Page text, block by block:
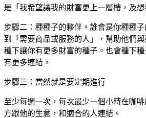
是「我希望讓我的財富更上一層樓，及想
步驟二：種種子的夥伴。誰會是你種種
到「需要商品或服務的人」，幫助他們
種下讓你有更多財富的種子。也會種下
有更多連結。
步驟三：當然就是要定期進行
至少每週一次，每次最少一個小時在咖
方跟他的生意，和適合的人連結。